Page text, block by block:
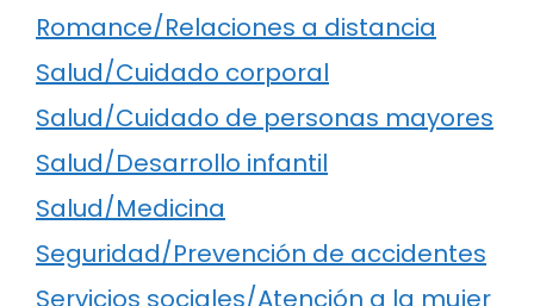
Romance/Relaciones a distancia
Salud/Cuidado corporal
Salud/Cuidado de personas mayores
Salud/Desarrollo infantil
Salud/Medicina
Seguridad/Prevención de accidentes
Servicios sociales/Atención a la mujer